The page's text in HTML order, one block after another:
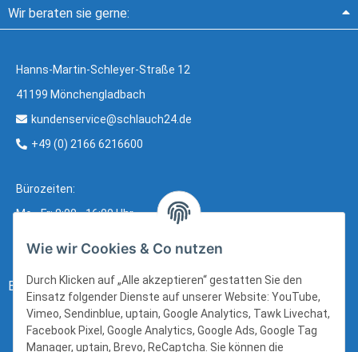
Wir beraten sie gerne:
Hanns-Martin-Schleyer-Straße 12
41199 Mönchengladbach
kundenservice@schlauch24.de
+49 (0) 2166 6216600
Bürozeiten:
Mo - Fr: 8:00 - 16:00 Uhr
Bezahlung:
Wie wir Cookies & Co nutzen
Durch Klicken auf „Alle akzeptieren“ gestatten Sie den
Einsatz folgender Dienste auf unserer Website: YouTube,
Vimeo, Sendinblue, uptain, Google Analytics, Tawk Livechat,
Facebook Pixel, Google Analytics, Google Ads, Google Tag
Manager, uptain, Brevo, ReCaptcha. Sie können die